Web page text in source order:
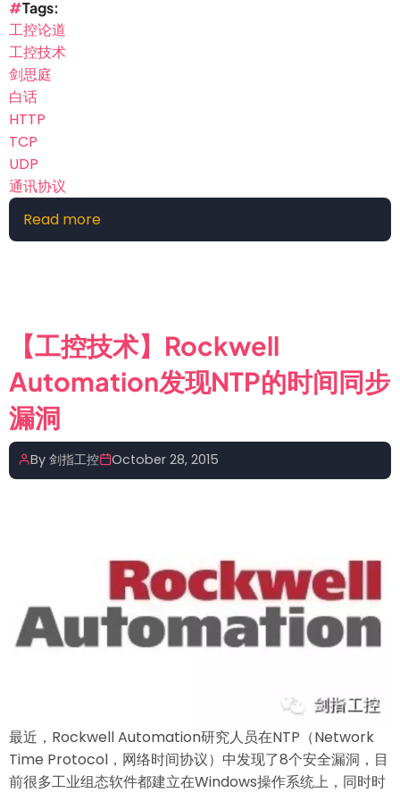
Tags
工控论道
工控技术
剑思庭
白话
HTTP
TCP
UDP
通讯协议
Read more
【工
白
话
HTTP，
TCP
UDP
三
协
【工控技术】Rockwell
Automation发现NTP的时间同步
漏洞
By 剑指工控 October 28, 2015
最近，Rockwell Automation研究人员在NTP（Network
Time Protocol，网络时间协议）中发现了8个安全漏洞，目
前很多工业组态软件都建立在Windows操作系统上，同时时